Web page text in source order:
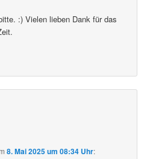
:) Vielen lieben Dank für das
8. Mai 2025 um 08:34 Uhr: